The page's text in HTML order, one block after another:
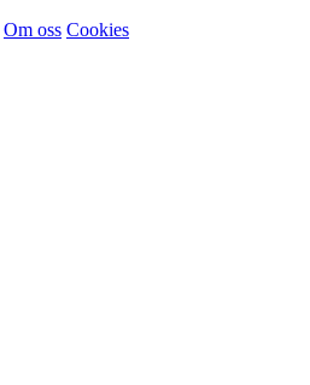
Om oss Cookies